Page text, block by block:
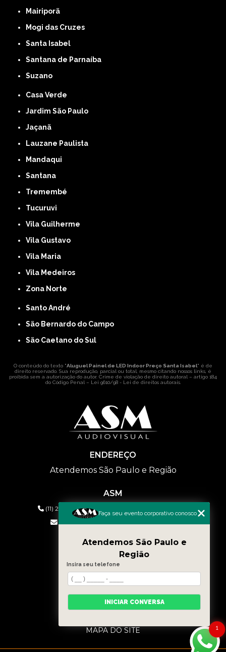
Mairiporã
Mogi das Cruzes
Santa Isabel
Santana de Parnaíba
Suzano
Casa Verde
Jardim São Paulo
Jaçanã
Lauzane Paulista
Mandaqui
Santana
Tremembé
Tucuruvi
Vila Guilherme
Vila Gustavo
Vila Maria
Vila Medeiros
Zona Norte
Santo André
São Bernardo do Campo
São Caetano do Sul
O conteúdo do texto "Aluguel Painel de LED Indoor Preço Santa Isabel" é de
direito reservado. Sua reprodução, parcial ou total, mesmo citando nossos links, é
proibida sem a autorização do autor. Crime de violação de direito autoral – artigo 184
do Código Penal – Lei 9610/98 - Lei de direitos autorais.
ENDEREÇO
Atendemos São Paulo e Região
ASM
(11) 2626-2019 (11) 99577-9954
eventos@asmaudiovisual.com.br
MENU
HOME
QUEM SOMOS
SERVIÇOS
CONTATO
BLOG
MAPA DO SITE
1
Faça seu evento corporativo conosco
Atendemos São Paulo e
Região
Insira seu telefone
INICIAR CONVERSA